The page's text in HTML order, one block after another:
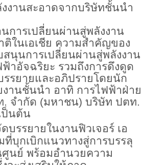
งานสะอาดจากบริษัทชั้นนำ
การเปลี่ยนผ่านสู่พลังงาน
ในเอเชีย ความสำคัญของ
นุนการเปลี่ยนผ่านสู่พลังงาน
าอัจฉริยะ รวมถึงการดึงดูด
รยายและอภิปรายโดยนัก
านชั้นนำ อาทิ การไฟฟ้าฝ่าย
. จํากัด (มหาชน) บริษัท ปตท.
ป็นต้น
รยายในงานฟิวเจอร์ เอ
ที่บุกเบิกแนวทางสู่การบรรลุ
ศูนย์ พร้อมอำนวยความ